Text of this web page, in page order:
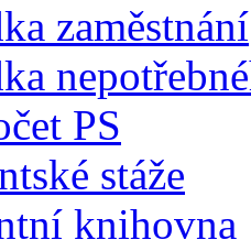
zaměstnání
PS
stáže
knihovna